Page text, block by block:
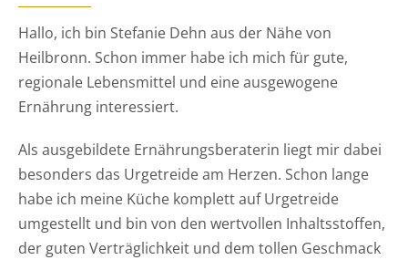
Hallo, ich bin Stefanie Dehn aus der Nähe von
Heilbronn. Schon immer habe ich mich für gute,
regionale Lebensmittel und eine ausgewogene
Ernährung interessiert.
Als ausgebildete Ernährungsberaterin liegt mir dabei
besonders das Urgetreide am Herzen. Schon lange
habe ich meine Küche komplett auf Urgetreide
umgestellt und bin von den wertvollen Inhaltsstoffen,
der guten Verträglichkeit und dem tollen Geschmack